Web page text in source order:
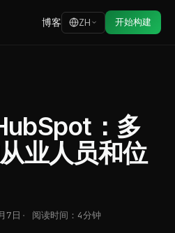
博客 ZH 开始构建
：多
业人员和位
7日 阅读时间：4分钟